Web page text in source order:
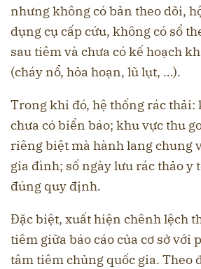
nhưng không có bản theo dõi,
dụng cụ cấp cứu, không có sổ
sau tiêm và chưa có kế hoạch
(cháy nổ, hỏa hoạn, lũ lụt, …).
Trong khi đó, hệ thống rác thải:
chưa có biển báo; khu vực thu
riêng biệt mà hành lang chung
gia đình; số ngày lưu rác thảo y
đúng quy định.
Đặc biệt, xuất hiện chênh lệch
tiêm giữa báo cáo của cơ sở với
tâm tiêm chủng quốc gia. Theo